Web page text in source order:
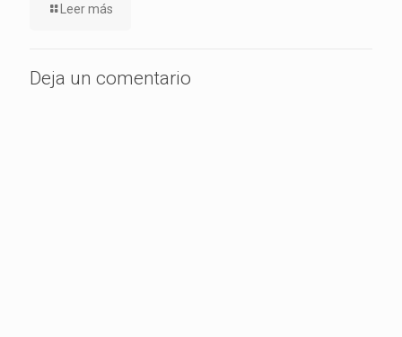
Leer más
Deja un comentario